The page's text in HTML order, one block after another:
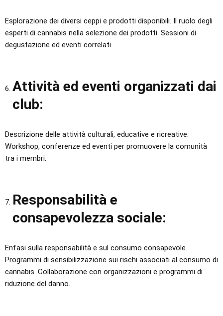
Esplorazione dei diversi ceppi e prodotti disponibili. Il ruolo degli
esperti di cannabis nella selezione dei prodotti. Sessioni di
degustazione ed eventi correlati.
Attività ed eventi organizzati dai
club:
Descrizione delle attività culturali, educative e ricreative.
Workshop, conferenze ed eventi per promuovere la comunità
tra i membri.
Responsabilità e
consapevolezza sociale:
Enfasi sulla responsabilità e sul consumo consapevole.
Programmi di sensibilizzazione sui rischi associati al consumo di
cannabis. Collaborazione con organizzazioni e programmi di
riduzione del danno.